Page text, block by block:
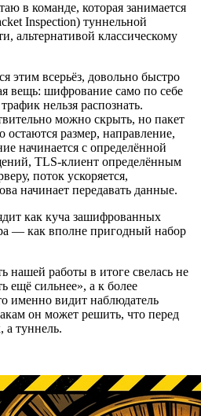
в команде, которая занимается
Inspection) туннельной
альтернативой классическому
этим всерьёз, довольно быстро
вещь: шифрование само по себе
нельзя распознать.
можно скрыть, но пакет
остаются размер, направление,
начинается с определённой
TLS-клиент определённым
поток ускоряется,
начинает передавать данные.
как куча зашифрованных
— как вполне пригодный набор
нашей работы в итоге свелась не
ещё сильнее», а к более
именно видит наблюдатель
он может решить, что перед
а туннель.